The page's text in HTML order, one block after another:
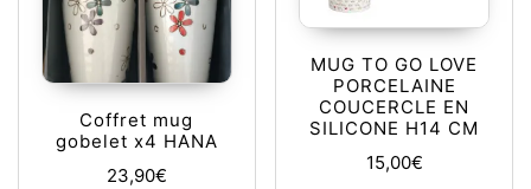
Coffret mug
gobelet x4 HANA
23,90€
MUG TO GO LOVE
PORCELAINE
COUCERCLE EN
SILICONE H14 CM
15,00€